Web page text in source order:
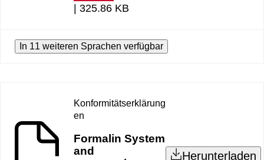
| 325.86 KB
In 11 weiteren Sprachen verfügbar
Konformitätserklärung
en
Formalin System
and
Herunterladen